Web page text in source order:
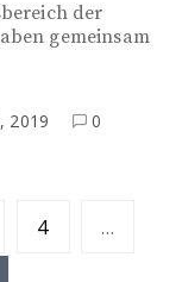
der
gemeinsam
2019 0
4 …